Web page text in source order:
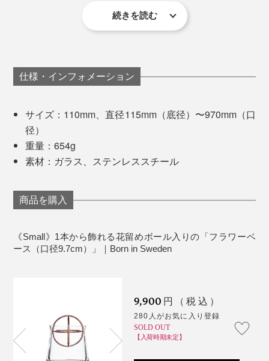
大量生産されたものと手触りや表情がまるで違います。
続きを読む
仕様・インフォメーション
サイズ：110mm、直径115mm（底径）〜970mm（口
径）
重量：654g
素材：ガラス、ステンレススチール
商品を購入
《Small》1本から飾れる花留めボール入りの「フラワーベ
ース（口径9.7cm）」｜Born in Sweden
9,900 円（税込）
280人がお気に入り登録
SOLD OUT
【入荷時期未定】